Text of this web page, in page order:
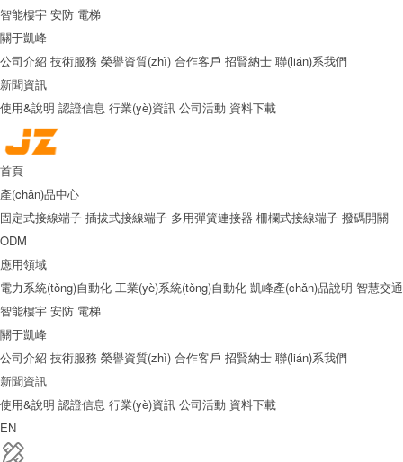
智能樓宇 安防 電梯
關于凱峰
公司介紹 技術服務 榮譽資質(zhì) 合作客戶 招賢納士 聯(lián)系我們
新聞資訊
使用&說明 認證信息 行業(yè)資訊 公司活動 資料下載
首頁
產(chǎn)品中心
固定式接線端子 插拔式接線端子 多用彈簧連接器 柵欄式接線端子 撥碼開關
ODM
應用領域
電力系統(tǒng)自動化 工業(yè)系統(tǒng)自動化 凱峰產(chǎn)品說明 智慧交通
智能樓宇 安防 電梯
關于凱峰
公司介紹 技術服務 榮譽資質(zhì) 合作客戶 招賢納士 聯(lián)系我們
新聞資訊
使用&說明 認證信息 行業(yè)資訊 公司活動 資料下載
EN